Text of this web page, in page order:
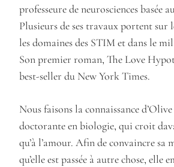
professeure de neurosciences basée
Plusieurs de ses travaux portent sur
les domaines des STIM et dans le
Son premier roman, The Love
best-seller du New York Times.
Nous faisons la connaissance
doctorante en biologie, qui croit
qu’à l’amour. Afin de convaincre sa
qu’elle est passée à autre chose, elle